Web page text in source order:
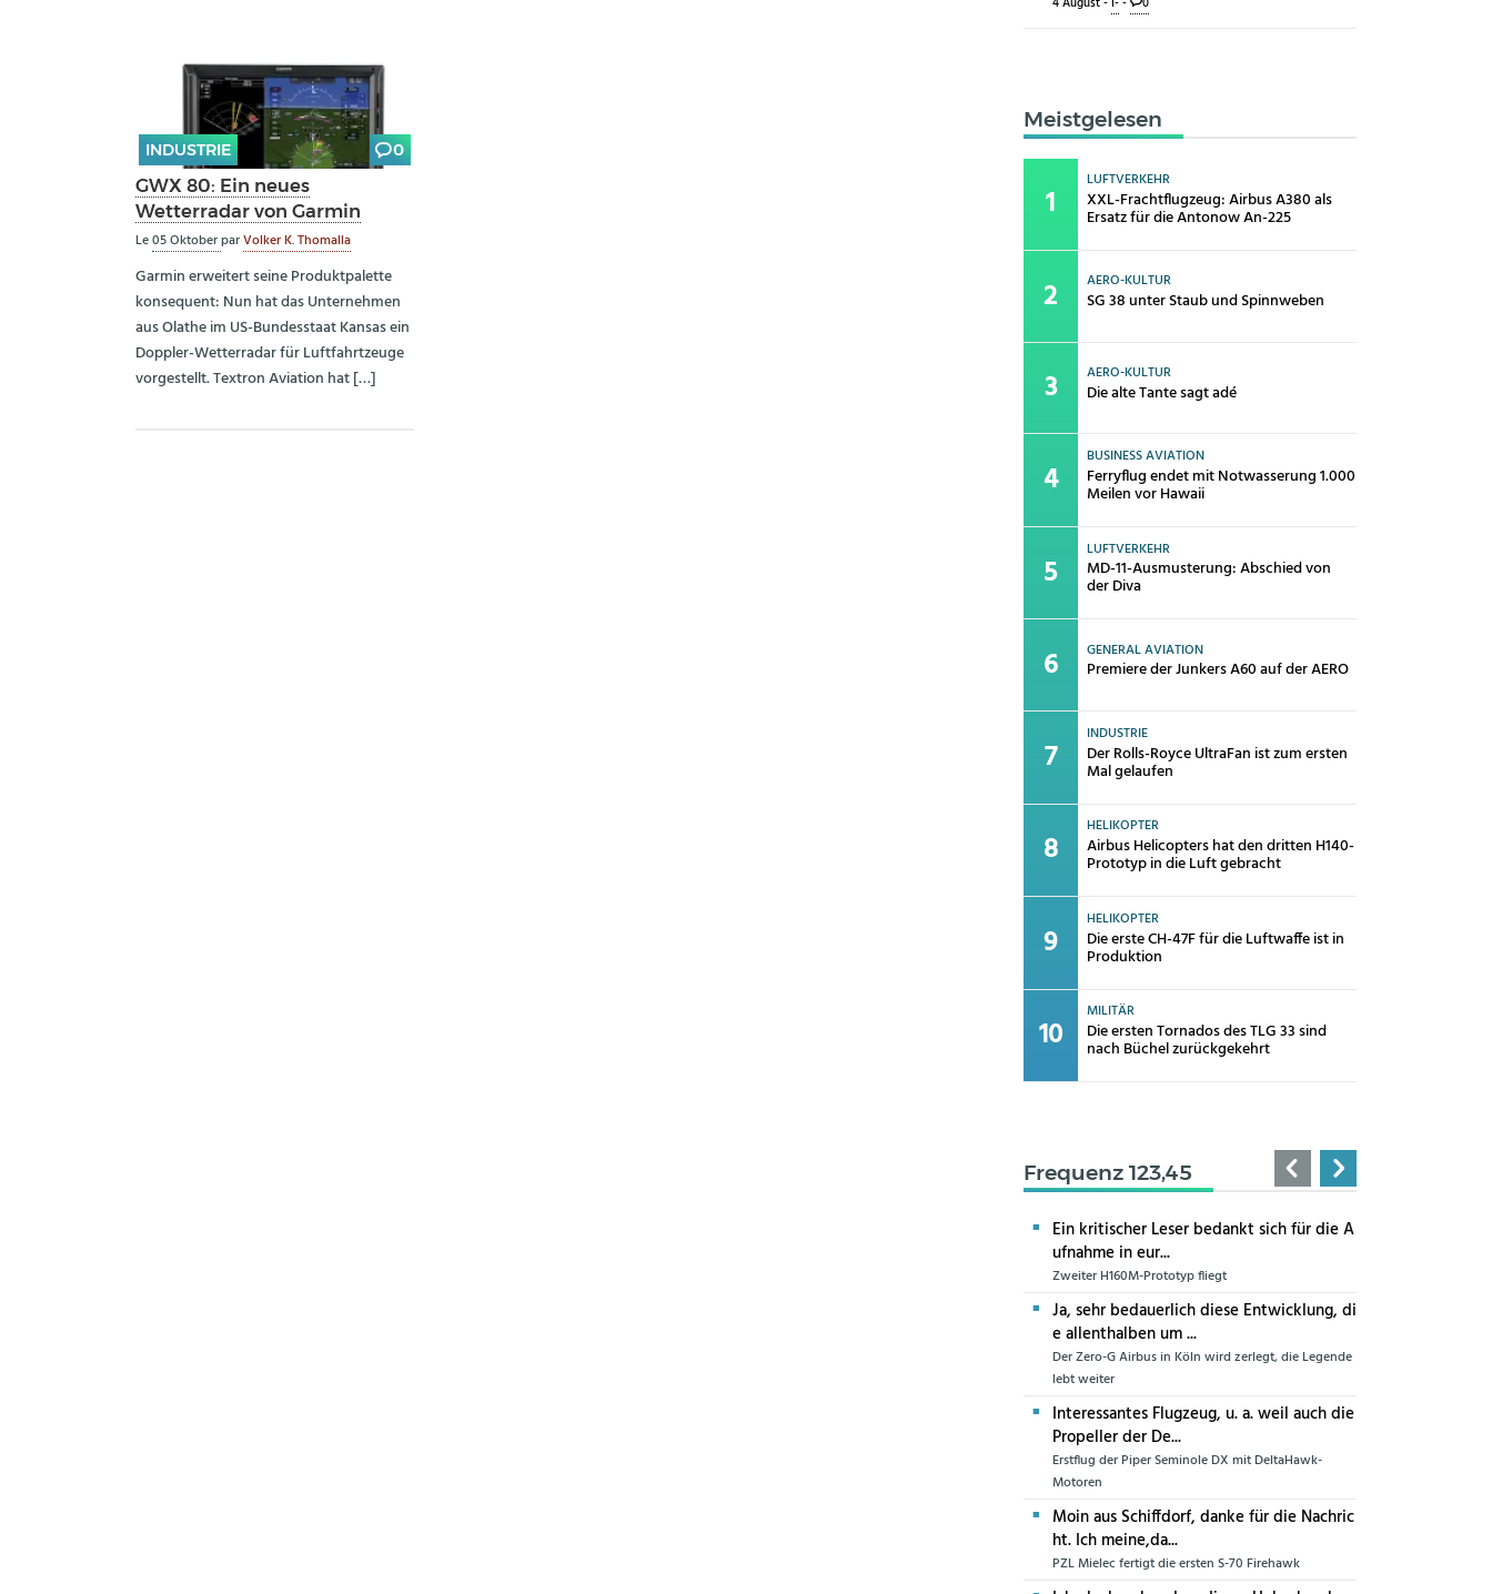
INDUSTRIE 0
GWX 80: Ein neues
Wetterradar von Garmin
Le05 OktoberparVolker K. Thomalla
Garmin erweitert seine Produktpalette
konsequent: Nun hat das Unternehmen
aus Olathe im US-Bundesstaat Kansas ein
Doppler-Wetterradar für Luftfahrtzeuge
vorgestellt. Textron Aviation hat […]
4 August -I-- 0
Meistgelesen
LUFTVERKEHR
XXL-Frachtflugzeug: Airbus A380 als
Ersatz für die Antonow An-225
AERO-KULTUR
SG 38 unter Staub und Spinnweben
AERO-KULTUR
Die alte Tante sagt adé
BUSINESS AVIATION
Ferryflug endet mit Notwasserung 1.000
Meilen vor Hawaii
LUFTVERKEHR
MD-11-Ausmusterung: Abschied von
der Diva
GENERAL AVIATION
Premiere der Junkers A60 auf der AERO
INDUSTRIE
Der Rolls-Royce UltraFan ist zum ersten
Mal gelaufen
HELIKOPTER
Airbus Helicopters hat den dritten H140-
Prototyp in die Luft gebracht
HELIKOPTER
Die erste CH-47F für die Luftwaffe ist in
Produktion
MILITÄR
Die ersten Tornados des TLG 33 sind
nach Büchel zurückgekehrt
Frequenz 123,45
Ein kritischer Leser bedankt sich für die A
ufnahme in eur...
Zweiter H160M-Prototyp fliegt
Ja, sehr bedauerlich diese Entwicklung, di
e allenthalben um ...
Der Zero-G Airbus in Köln wird zerlegt, die Legende
lebt weiter
Interessantes Flugzeug, u. a. weil auch die
Propeller der De...
Erstflug der Piper Seminole DX mit DeltaHawk-
Motoren
Moin aus Schiffdorf, danke für die Nachric
ht. Ich meine,da...
PZL Mielec fertigt die ersten S-70 Firehawk